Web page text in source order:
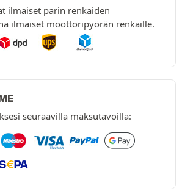
ilmaiset parin renkaiden
ilmaiset moottoripyörän renkaille.
seuraavilla maksutavoilla: